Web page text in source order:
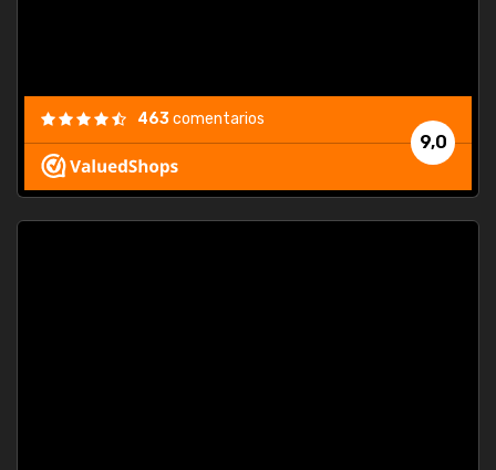
9,0
463comentarios